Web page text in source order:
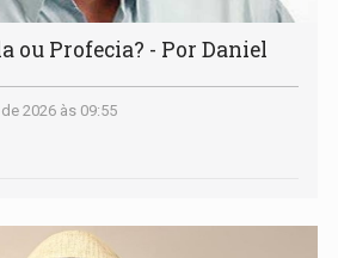
ou Profecia? - Por Daniel
2026 às 09:55